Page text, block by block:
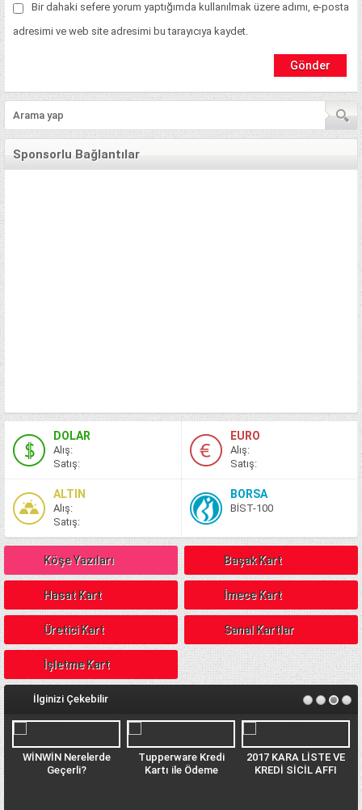
Bir dahaki sefere yorum yaptığımda kullanılmak üzere adımı, e-posta
adresimi ve web site adresimi bu tarayıcıya kaydet.
Sponsorlu Bağlantılar
DOLAR
A lış:
Satış:
EURO
Alış:
Satış:
ALTIN
A lış:
Satış:
BORSA
BİST-100
Köşe Yazıları Başak Kart
Hasat Kart İmece Kart
Üretici Kart Sanal Kartlar
İşletme Kart
İlginizi Çekebilir
WİNWİN Nerelerde
Geçerli?
Tupperware Kredi
Kartı ile Ödeme
2017 KARA LİSTE VE
KREDİ SİCİL AFFI